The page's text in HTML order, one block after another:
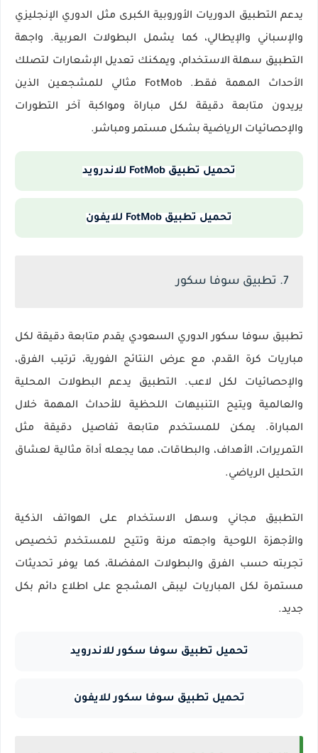
يدعم التطبيق الدوريات الأوروبية الكبرى مثل الدوري الإنجليزي
والإسباني والإيطالي، كما يشمل البطولات العربية. واجهة
التطبيق سهلة الاستخدام، ويمكنك تعديل الإشعارات لتصلك
الأحداث المهمة فقط. FotMob مثالي للمشجعين الذين
يريدون متابعة دقيقة لكل مباراة ومواكبة آخر التطورات
والإحصائيات الرياضية بشكل مستمر ومباشر.
تحميل تطبيق FotMob للاندرويد
تحميل تطبيق FotMob للايفون
تطبيق سوفا سكور الدوري السعودي يقدم متابعة دقيقة لكل
مباريات كرة القدم، مع عرض النتائج الفورية، ترتيب الفرق،
والإحصائيات لكل لاعب. التطبيق يدعم البطولات المحلية
والعالمية ويتيح التنبيهات اللحظية للأحداث المهمة خلال
المباراة. يمكن للمستخدم متابعة تفاصيل دقيقة مثل
التمريرات، الأهداف، والبطاقات، مما يجعله أداة مثالية لعشاق
التحليل الرياضي.
التطبيق مجاني وسهل الاستخدام على الهواتف الذكية
والأجهزة اللوحية واجهته مرنة وتتيح للمستخدم تخصيص
تجربته حسب الفرق والبطولات المفضلة، كما يوفر تحديثات
مستمرة لكل المباريات ليبقى المشجع على اطلاع دائم بكل
جديد.
تحميل تطبيق سوفا سكور للاندرويد
تحميل تطبيق سوفا سكور للايفون